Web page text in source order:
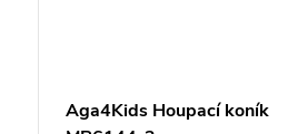
Aga4Kids Houpací koník